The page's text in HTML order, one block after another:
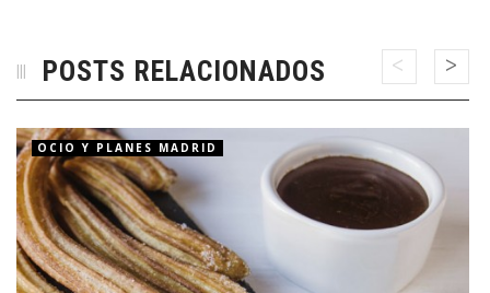
POSTS RELACIONADOS
OCIO Y PLANES MADRID